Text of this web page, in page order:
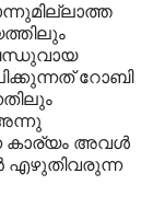
റോബി
കാര്യം അവൾ
എഴുതിവരുന്ന